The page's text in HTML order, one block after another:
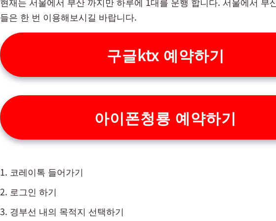
들은 한 번 이용해보시길 바랍니다.
구글ktx 예약하기
아이폰청룡 예약하기
코레이톡 들어가기
로그인 하기
경부선 내의 목적지 선택하기